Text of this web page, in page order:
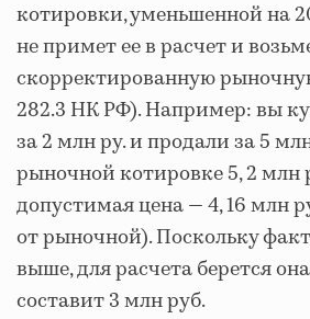
котировки, уменьшенной на
не примет ее в расчет и
скорректированную
282.3 НК РФ). Например: вы
за 2 млн ру. и продали за 5
рыночной котировке 5, 2
допустимая цена — 4, 16 млн
от рыночной). Поскольку
выше, для расчета берется
составит 3 млн руб.